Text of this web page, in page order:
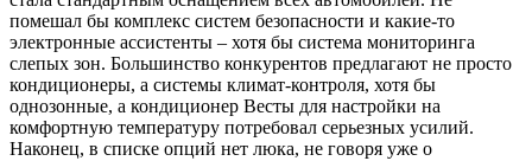
помешал бы комплекс систем безопасности и какие-то
электронные ассистенты – хотя бы система мониторинга
слепых зон. Большинство конкурентов предлагают не просто
кондиционеры, а системы климат-контроля, хотя бы
однозонные, а кондиционер Весты для настройки на
комфортную температуру потребовал серьезных усилий.
Наконец, в списке опций нет люка, не говоря уже о